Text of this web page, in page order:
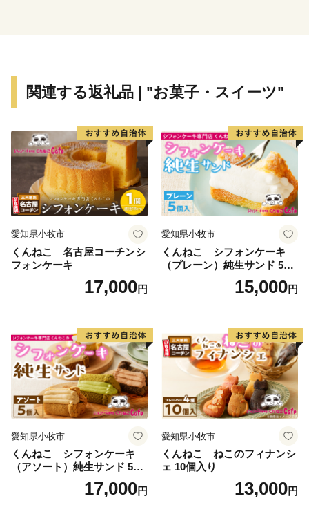
関連する返礼品 | "お菓子・スイーツ"
愛知県小牧市
くんねこ 名古屋コーチンシ
フォンケーキ
17,000円
愛知県小牧市
くんねこ シフォンケーキ
（プレーン）純生サンド 5個
15,000円
愛知県小牧市
くんねこ シフォンケーキ
（アソート）純生サンド 5個
17,000円
愛知県小牧市
くんねこ ねこのフィナンシ
ェ 10個入り
13,000円